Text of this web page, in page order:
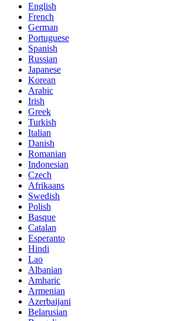
English
French
German
Portuguese
Spanish
Russian
Japanese
Korean
Arabic
Irish
Greek
Turkish
Italian
Danish
Romanian
Indonesian
Czech
Afrikaans
Swedish
Polish
Basque
Catalan
Esperanto
Hindi
Lao
Albanian
Amharic
Armenian
Azerbaijani
Belarusian